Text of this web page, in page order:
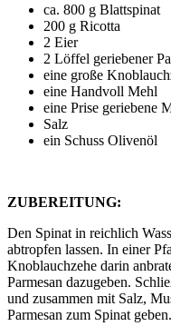
ca. 800 g Blattspinat
200 g Ricotta
2 Eier
2 Löffel geriebener
eine große
eine Handvoll Mehl
eine Prise geriebene
Salz
ein Schuss Olivenöl
ZUBEREITUNG:
Den Spinat in reichlich
abtropfen lassen. In einer
Knoblauchzehe darin
Parmesan dazugeben.
und zusammen mit Salz,
Parmesan zum Spinat geben.